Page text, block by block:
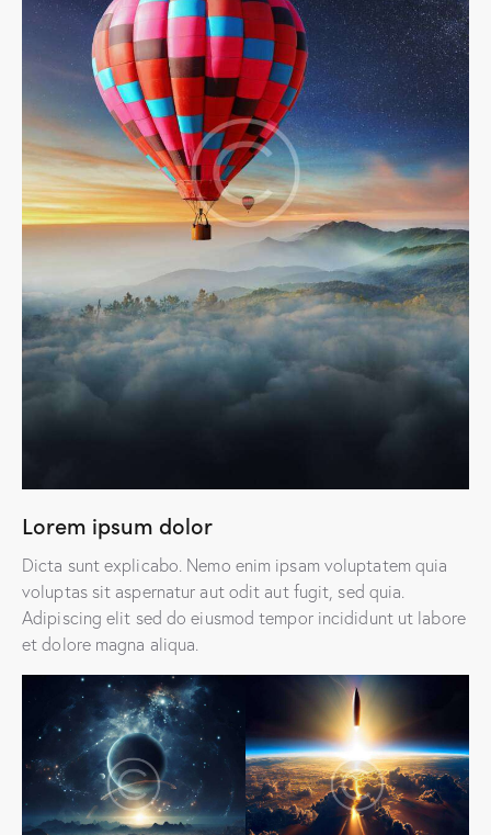
Lorem ipsum dolor
Dicta sunt explicabo. Nemo enim ipsam voluptatem quia
voluptas sit aspernatur aut odit aut fugit, sed quia.
Adipiscing elit sed do eiusmod tempor incididunt ut labore
et dolore magna aliqua.